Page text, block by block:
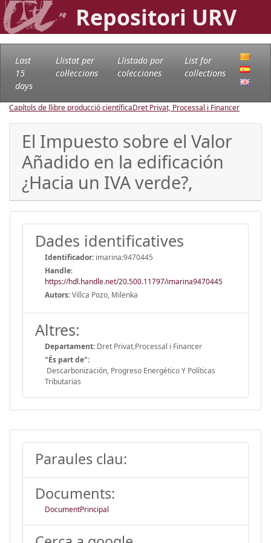
Repositori URV
Last
15
days
Llistat per
col·leccions
Llistado por
colecciones
List for
collections
Capítols de llibre producció científicaDret Privat, Processal i Financer
El Impuesto sobre el Valor
Añadido en la edificación
¿Hacia un IVA verde?,
Dades identificatives
Identificador: imarina:9470445
Handle:
https://hdl.handle.net/20.500.11797/imarina9470445
Autors:Villca Pozo, Milenka
Altres:
Departament: Dret Privat,Processal i Financer
"És part de":
Descarbonización, Progreso Energético Y Políticas
Tributarias
Paraules clau:
Documents:
DocumentPrincipal